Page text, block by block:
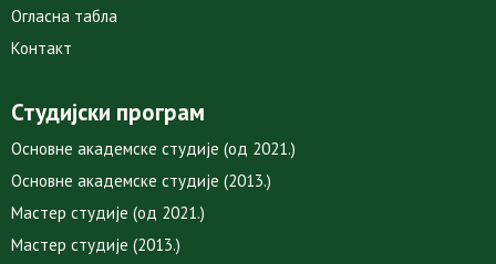
Огласна табла
Контакт
Студијски програм
Основне академске студије (од 2021.)
Основне академске студије (2013.)
Мастер студије (од 2021.)
Мастер студије (2013.)